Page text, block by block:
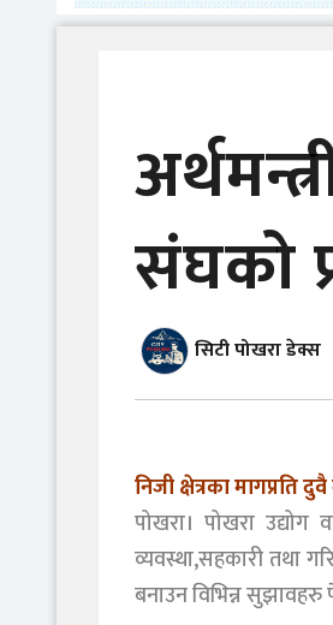
संघको
सिटी पोखरा डेक्स
निजी क्षेत्रका मागप्रति
पोखरा। पोखरा उद्योग
व्यवस्था,सहकारी तथा
बनाउन विभिन्न